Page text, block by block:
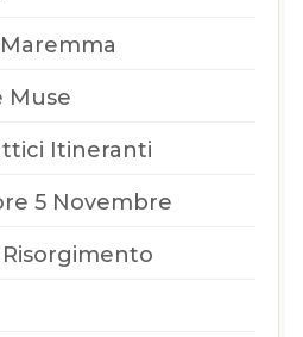
Muse
Itineranti
5 Novembre
Risorgimento